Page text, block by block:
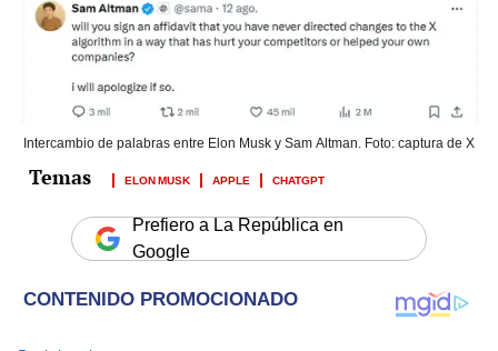
Intercambio de palabras entre Elon Musk y Sam Altman. Foto: captura de X
ELON MUSK APPLE CHATGPT
Prefiero a La República en
Google